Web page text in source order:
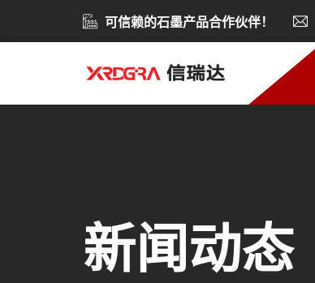
可信赖的石墨产品合作伙伴！
新闻动态